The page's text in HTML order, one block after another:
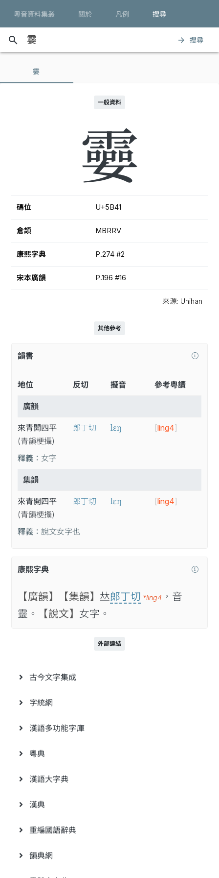
粵音資料集叢 關於 凡例 搜尋
search arrow_forward 搜尋
孁
一般資料
孁
碼位 U+5B41
倉頡 MBRRV
康熙字典 P.274 #2
宋本廣韻 P.196 #16
來源: Unihan
其他參考
韻書
地位 反切 擬音 參考粵讀
廣韻
來青開四平
(青韻梗攝)
郎丁切 lɛŋ [ling4]
釋義： 女字
集韻
來青開四平
(青韻梗攝)
郎丁切 lɛŋ [ling4]
釋義： 說文女字也
康熙字典
【廣韻】 【集韻】 𠀤郞丁切 *ling4 ，音
靈。
【說文】 女字。
外部連結
古今文字集成
字統網
漢語多功能字庫
粵典
漢語大字典
漢典
重編國語辭典
韻典網